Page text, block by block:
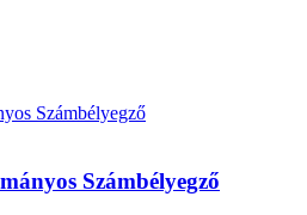
Számbélyegző